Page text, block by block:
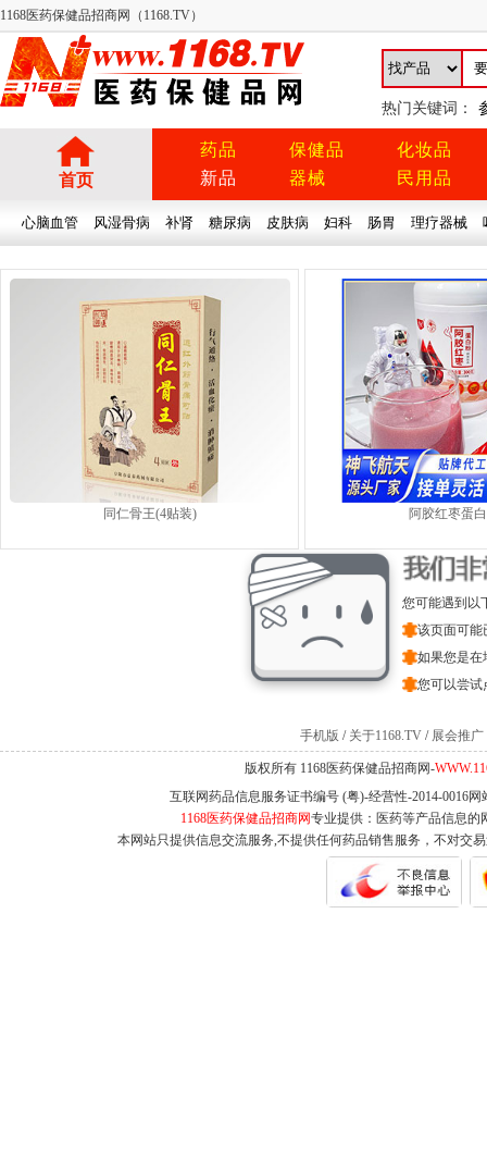
1168医药保健品招商网（1168.TV）
热门关键词：
首页
药品
新品
保健品
器械
化妆品
民用品
心脑血管 风湿骨病 补肾 糖尿病 皮肤病 妇科 肠胃 理疗器械
同仁骨王(4贴装) 阿胶红枣蛋
您可能遇到以
该页面可能
如果您是在
您可以尝试
手机版 / 关于1168.TV / 展会推广
版权所有 1168医药保健品招商网-
互联网药品信息服务证书编号 (粤)-经营性-2014-0016
1168医药保健品招商网专业提供：医药等产品信息的
本网站只提供信息交流服务,不提供任何药品销售服务，不对交